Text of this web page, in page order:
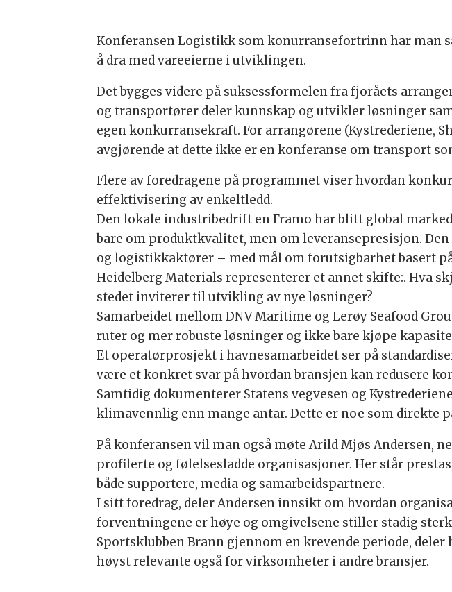
Konferansen Logistikk som konurransefortrinn har man
å dra med vareeierne i utviklingen.
Det bygges videre på suksessformelen fra fjoråets
og transportører deler kunnskap og utvikler løsninger
egen konkurransekraft. For arrangørene (Kystrederiene,
avgjørende at dette ikke er en konferanse om transport
Flere av foredragene på programmet viser hvordan
effektivisering av enkeltledd.
Den lokale industribedrift en Framo har blitt global
bare om produktkvalitet, men om leveransepresisjon.
og logistikkaktører – med mål om forutsigbarhet basert
Heidelberg Materials representerer et annet skifte:. Hva
stedet inviterer til utvikling av nye løsninger?
Samarbeidet mellom DNV Maritime og Lerøy Seafood
ruter og mer robuste løsninger og ikke bare kjøpe
Et operatørprosjekt i havnesamarbeidet ser på
være et konkret svar på hvordan bransjen kan redusere
Samtidig dokumenterer Statens vegvesen og
klimavennlig enn mange antar. Dette er noe som direkte
På konferansen vil man også møte Arild Mjøs Andersen,
profilerte og følelsesladde organisasjoner. Her står
både supportere, media og samarbeidspartnere.
I sitt foredrag, deler Andersen innsikt om hvordan
forventningene er høye og omgivelsene stiller stadig
Sportsklubben Brann gjennom en krevende periode,
høyst relevante også for virksomheter i andre bransjer.